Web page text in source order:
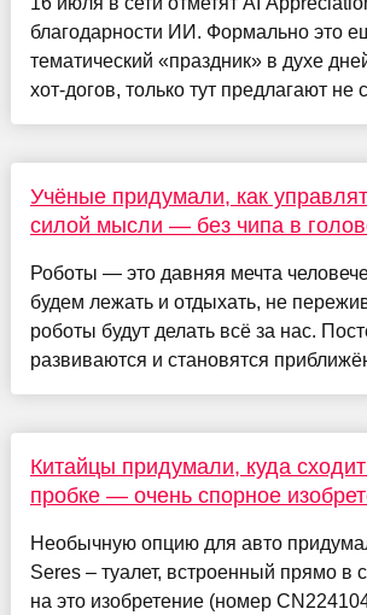
благодарности ИИ. Формально это
тематический «праздник» в духе
хот-догов, только тут предлагают не
Учёные придумали, как
силой мысли — без чипа в
Роботы — это давняя мечта
будем лежать и отдыхать, не
роботы будут делать всё за нас.
развиваются и становятся
Китайцы придумали, куда
пробке — очень спорное
Необычную опцию для авто
Seres – туалет, встроенный прямо в
на это изобретение (номер